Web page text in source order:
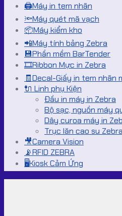
🖨️Máy in tem nhãn
🔦Máy quét mã vạch
📦Máy kiểm kho
📲Máy tính bảng Zebra
💾Phần mềm BarTender
🎞️Ribbon Mực in Zebra
🧾Decal-Giấy in tem nhãn
🔌 Linh phụ Kiện
Đầu in máy in Zebra
Bộ sạc, nguồn máy
Dây curoa máy in
Trục lăn cao su Zebra
🎥Camera Vision
📡RFID ZEBRA
🖥️Kiosk Cảm Ứng